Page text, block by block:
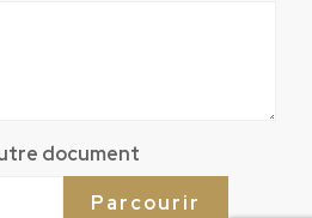
document
Parcourir